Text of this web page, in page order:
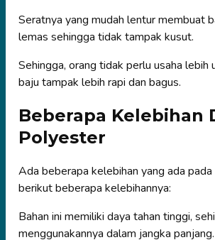
Seratnya yang mudah lentur membuat
lemas sehingga tidak tampak kusut.
Sehingga, orang tidak perlu usaha lebih
baju tampak lebih rapi dan bagus.
Beberapa Kelebihan
Polyester
Ada beberapa kelebihan yang ada
berikut beberapa kelebihannya:
Bahan ini memiliki daya tahan tinggi,
menggunakannya dalam jangka panjang.